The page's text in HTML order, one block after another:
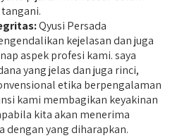
Qyusi Persada
kejelasan dan juga
aspek profesi kami. saya
yang jelas dan juga rinci,
etika berpengalaman
kami membagikan keyakinan
kita akan menerima
dengan yang diharapkan.